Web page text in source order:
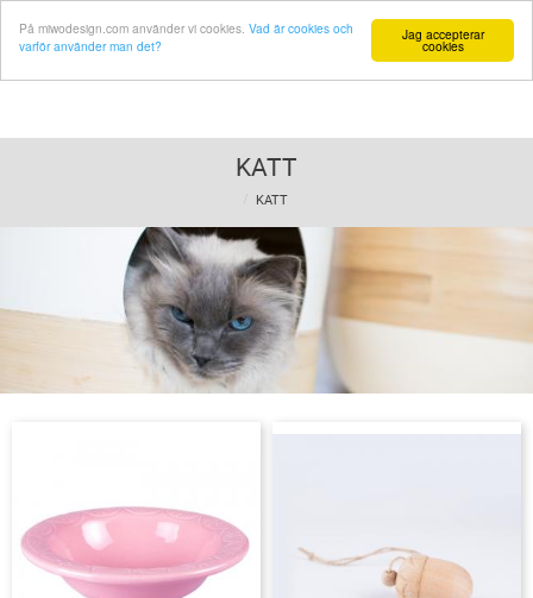
Jag accepterar
cookies
På miwodesign.com använder vi cookies. Vad är cookies och
varför använder man det?
KATT
KATT